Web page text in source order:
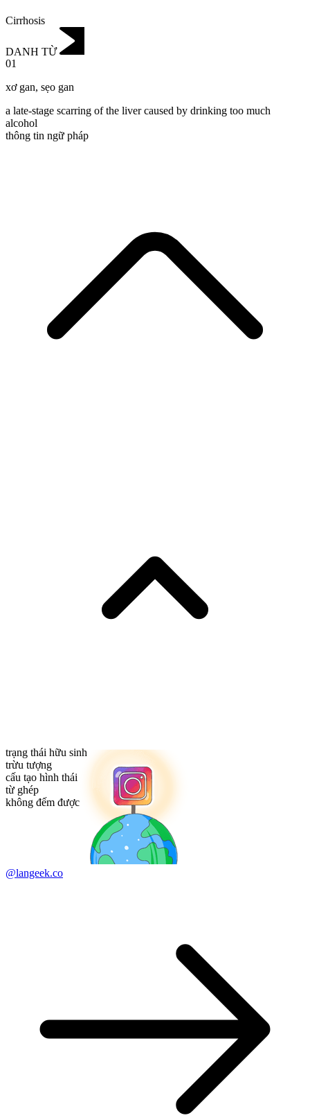
Cirrhosis
DANH TỪ
01
xơ gan, sẹo gan
a late-stage scarring of the liver caused by drinking too much
alcohol
thông tin ngữ pháp
trạng thái hữu sinh
trừu tượng
cấu tạo hình thái
từ ghép
không đếm được
@langeek.co